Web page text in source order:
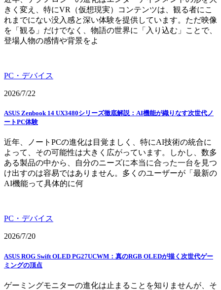
きく変え、特にVR（仮想現実）コンテンツは、観る者にこ
れまでにない没入感と深い体験を提供しています。ただ映像
を「観る」だけでなく、物語の世界に「入り込む」ことで、
登場人物の感情や背景をよ
PC・デバイス
2026/7/22
ASUS Zenbook 14 UX3480シリーズ徹底解説：AI機能が織りなす次世代ノ
ートPC体験
近年、ノートPCの進化は目覚ましく、特にAI技術の統合に
よって、その可能性は大きく広がっています。しかし、数多
ある製品の中から、自分のニーズに本当に合った一台を見つ
け出すのは容易ではありません。多くのユーザーが「最新の
AI機能って具体的に何
PC・デバイス
2026/7/20
ASUS ROG Swift OLED PG27UCWM：真のRGB OLEDが描く次世代ゲー
ミングの頂点
ゲーミングモニターの進化は止まることを知りませんが、そ